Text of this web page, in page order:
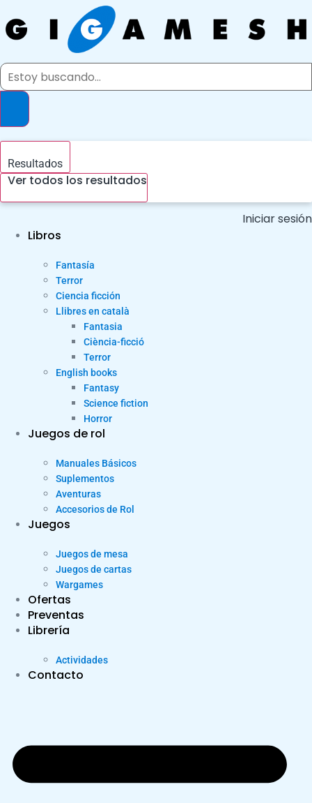
al
contenido
Search
Resultados
Ver todos los resultados
Iniciar sesión
Libros
Fantasía
Terror
Ciencia ficción
Llibres en català
Fantasia
Ciència-ficció
Terror
English books
Fantasy
Science fiction
Horror
Juegos de rol
Manuales Básicos
Suplementos
Aventuras
Accesorios de Rol
Juegos
Juegos de mesa
Juegos de cartas
Wargames
Ofertas
Preventas
Librería
Actividades
Contacto